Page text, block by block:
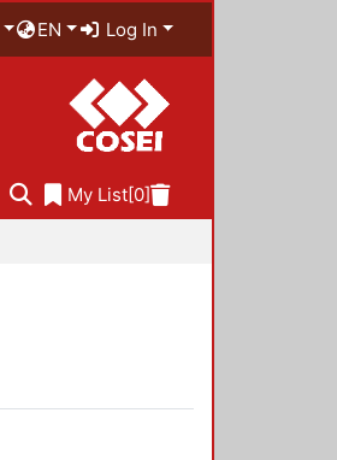
EN Log In
My List[0]